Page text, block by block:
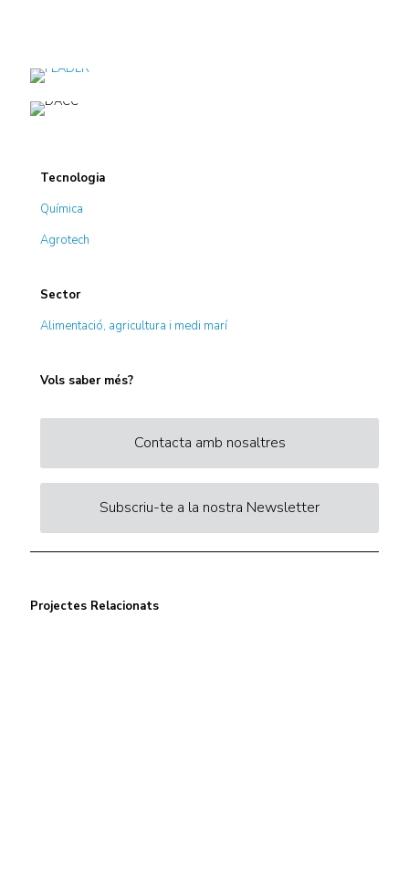
Tecnologia
Química
Agrotech
Sector
Alimentació, agricultura i medi marí
Vols saber més?
Contacta amb nosaltres
Subscriu-te a la nostra Newsletter
Projectes Relacionats